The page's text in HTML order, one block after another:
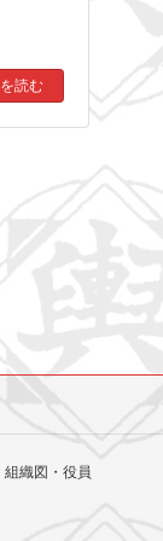
読む
組織図・役員